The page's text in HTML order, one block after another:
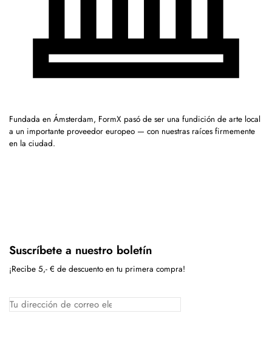
Fundada en Ámsterdam, FormX pasó de ser una fundición de arte local
a un importante proveedor europeo — con nuestras raíces firmemente
en la ciudad.
Suscríbete a nuestro boletín
¡Recibe 5,- € de descuento en tu primera compra!